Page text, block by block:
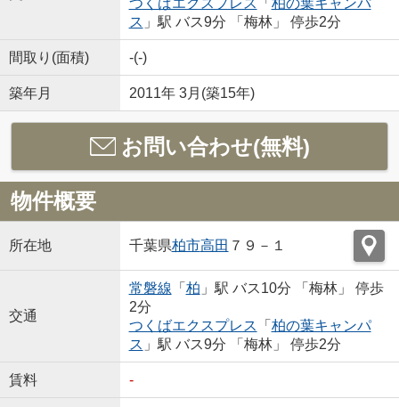
つくばエクスプレス 「 柏の葉キャンパ
ス 」駅 バス9分 「梅林」 停歩2分
間取り(面積) -(-)
築年月 2011年 3月(築15年)
お問い合わせ(無料)
物件概要
所在地 千葉県柏市高田 ７９－１
交通
常磐線 「 柏 」駅 バス10分 「梅林」 停歩
2分
つくばエクスプレス 「 柏の葉キャンパ
ス 」駅 バス9分 「梅林」 停歩2分
賃料 -